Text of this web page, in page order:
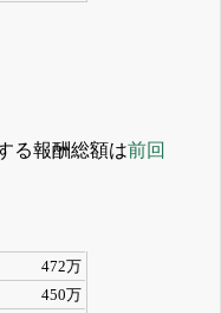
る報酬総額は前回
472万
450万